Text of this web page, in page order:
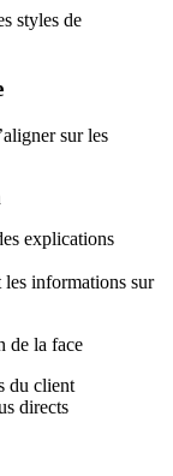
styles de
sur les
explications
les informations sur
de la face
du client
directs